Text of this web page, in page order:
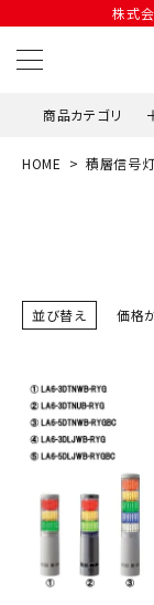
株式
商品カテゴリ
用途別改善
ネットワーク
積層信号灯
回転灯
HOME 積層信号灯
並び替え 価格